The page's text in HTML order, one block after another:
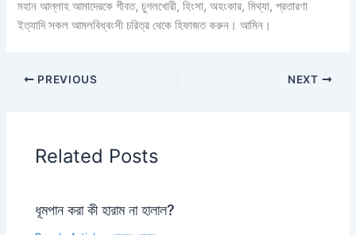
মহান আল্লাহ আমাদেরকে গীবত, চুগলখোরী, হিংসা, অহংকার, মিথ্যা, প্রতারণা
ইত্যাদি সকল আমলবিধ্বংসী চরিত্র থেকে হিফাজত করুন। আমিন।
PREVIOUS NEXT
Related Posts
ধূমপান করা কী হারাম না হালাল?